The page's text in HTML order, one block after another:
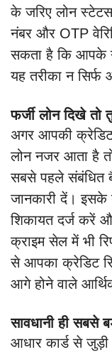
के जरिए लोन
नंबर और OTP
सकता है कि आपके
यह तरीका न
फर्जी लोन दिखे तो
अगर आपकी क्रेडिट
लोन नजर आता है
सबसे पहले संबंधित
जानकारी दें। इसके
शिकायत दर्ज करें
क्राइम सेल में भी
से आपका क्रेडिट
आगे होने वाले
सावधानी ही सबसे
आधार कार्ड से